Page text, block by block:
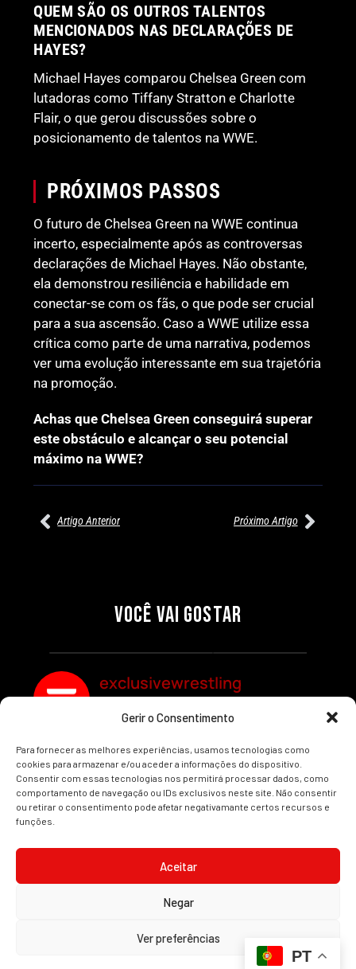
Gerir o Consentimento
Para fornecer as melhores experiências, usamos tecnologias como
cookies para armazenar e/ou aceder a informações do dispositivo.
Consentir com essas tecnologias nos permitirá processar dados, como
comportamento de navegação ou IDs exclusivos neste site. Não consentir
ou retirar o consentimento pode afetar negativamante certos recursos e
funções.
Aceitar
Negar
Ver preferências
QUEM SÃO OS OUTROS TALENTOS
MENCIONADOS NAS DECLARAÇÕES DE
HAYES?
Michael Hayes comparou Chelsea Green com
lutadoras como Tiffany Stratton e Charlotte
Flair, o que gerou discussões sobre o
posicionamento de talentos na WWE.
PRÓXIMOS PASSOS
O futuro de Chelsea Green na WWE continua
incerto, especialmente após as controversas
declarações de Michael Hayes. Não obstante,
ela demonstrou resiliência e habilidade em
conectar-se com os fãs, o que pode ser crucial
para a sua ascensão. Caso a WWE utilize essa
crítica como parte de uma narrativa, podemos
ver uma evolução interessante em sua trajetória
na promoção.
Achas que Chelsea Green conseguirá superar
este obstáculo e alcançar o seu potencial
máximo na WWE?
Artigo Anterior Próximo Artigo
VOCÊ VAI GOSTAR
SEGMENTOS A NÃO PERDER
Por exclusivewrestling
MUNDIAL FEMININO NA AEW
REDEMPTION
Por exclusivewrestling
exclusivewrestling
Ver mais Artigos
seus respetivos proprietários.
Illimitatus Agency
PT